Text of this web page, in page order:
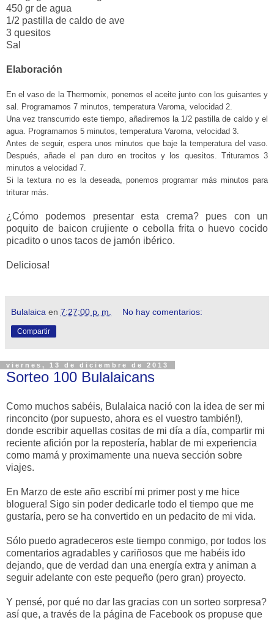
450 gr de agua
1/2 pastilla de caldo de ave
3 quesitos
Sal
Elaboración
En el vaso de la Thermomix, ponemos el aceite junto con los guisantes y
sal. Programamos 7 minutos, temperatura Varoma, velocidad 2.
Una vez transcurrido este tiempo, añadiremos la 1/2 pastilla de caldo y el
agua. Programamos 5 minutos, temperatura Varoma, velocidad 3.
Antes de seguir, espera unos minutos que baje la temperatura del vaso.
Después, añade el pan duro en trocitos y los quesitos. Trituramos 3
minutos a velocidad 7.
Si la textura no es la deseada, ponemos programar más minutos para
triturar más.
¿Cómo podemos presentar esta crema? pues con un
poquito de baicon crujiente o cebolla frita o huevo cocido
picadito o unos tacos de jamón ibérico.
Deliciosa!
Bulalaica en 7:27:00 p. m. No hay comentarios:
Compartir
viernes, 13 de diciembre de 2013
Sorteo 100 Bulalaicans
Como muchos sabéis, Bulalaica nació con la idea de ser mi
rinconcito (por supuesto, ahora es el vuestro también!),
donde escribir aquellas cositas de mi día a día, compartir mi
reciente afición por la repostería, hablar de mi experiencia
como mamá y proximamente una nueva sección sobre
viajes.
En Marzo de este año escribí mi primer post y me hice
bloguera! Sigo sin poder dedicarle todo el tiempo que me
gustaría, pero se ha convertido en un pedacito de mi vida.
Sólo puedo agradeceros este tiempo conmigo, por todos los
comentarios agradables y cariñosos que me habéis ido
dejando, que de verdad dan una energía extra y animan a
seguir adelante con este pequeño (pero gran) proyecto.
Y pensé, por qué no dar las gracias con un sorteo sorpresa?
así que, a través de la página de Facebook os propuse que